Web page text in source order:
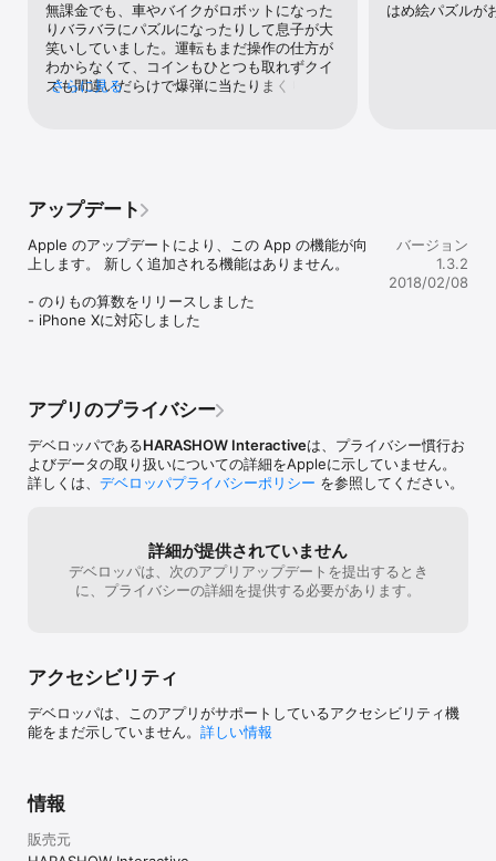
無課金でも、車やバイクがロボットになった
りバラバラにパズルになったりして息子が大
笑いしていました。運転もまだ操作の仕方が
わからなくて、コインもひとつも取れずクイ
ズも間違いだらけで爆弾に当たりまくりでも
し始めるのがなんとなく爽快です（親目線）
消防車や救急車が街を破壊しているのはなん
か笑えます。デザインもシンプルでわかりや
すく、とても満足しています。
さらに見る
はめ絵パズルが
アップデート
Apple のアップデートにより、この App の機能が向
上します。 新しく追加される機能はありません。
- のりもの算数をリリースしました
- iPhone Xに対応しました
バージョン
1.3.2
2018/02/08
アプリのプライバシー
デベロッパであるHARASHOW Interactiveは、プライバシー慣行お
よびデータの取り扱いについての詳細をAppleに示していません。
詳しくは、 デベロッパプライバシーポリシー を参照してください。
詳細が提供されていません
デベロッパは、次のアプリアップデートを提出するとき
に、プライバシーの詳細を提供する必要があります。
アクセシビリティ
デベロッパは、このアプリがサポートしているアクセシビリティ機
能をまだ示していません。 詳しい情報
情報
販売元